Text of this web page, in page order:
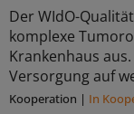
Der WIdO-
komplexe
Krankenhaus
Versorgung auf
Kooperation | In